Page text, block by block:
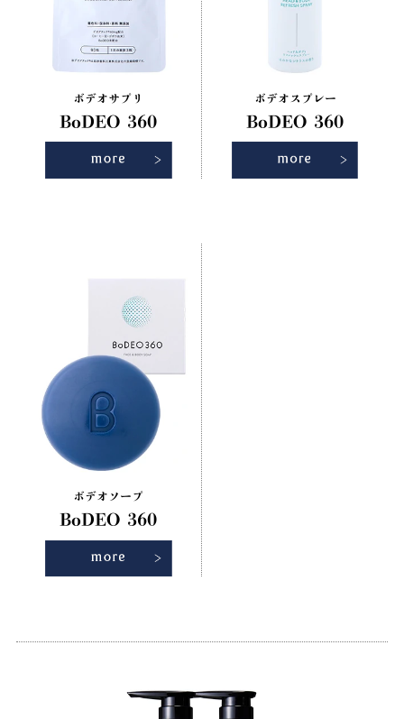
ボデオサプリ
BoDEO 360
ボデオスプレー
BoDEO 360
ボデオソープ
BoDEO 360